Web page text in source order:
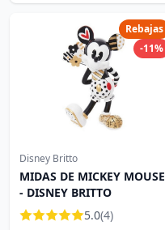
Rebajas
-11%
Disney Britto
MIDAS DE MICKEY MOUSE
- DISNEY BRITTO
5.0(4)